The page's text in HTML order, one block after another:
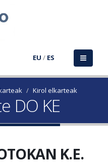
EU / ES
Kirol elkarteak
DO KE
K.E.